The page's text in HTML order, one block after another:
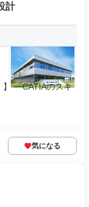
計
「CATIAのスキ
気になる